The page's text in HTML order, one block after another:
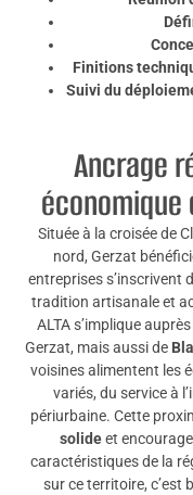
Finitions
Suivi du
Ancrage
Située à la croisée de
nord, Gerzat
entreprises s’inscrivent
tradition artisanale et
ALTA s’implique
Gerzat, mais aussi de
voisines alimentent les
variés, du service à
périurbaine. Cette
solideet
caractéristiques de la
sur ce territoire, c’est